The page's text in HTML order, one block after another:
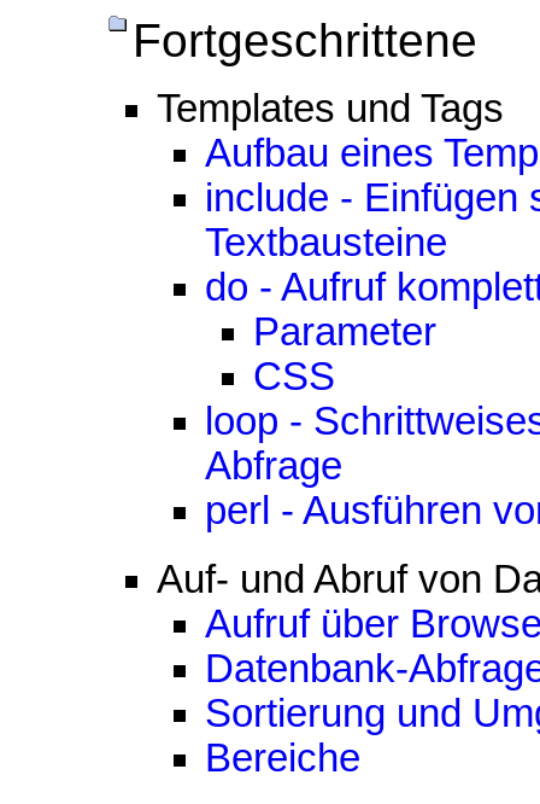
Fortgeschrittene
Templates und Tags
Aufbau eines
include - Einfügen
Textbausteine
do - Aufruf
Parameter
CSS
loop -
Abfrage
perl - Ausführen
Auf- und Abruf von
Aufruf über
Datenbank-
Sortierung und
Bereiche